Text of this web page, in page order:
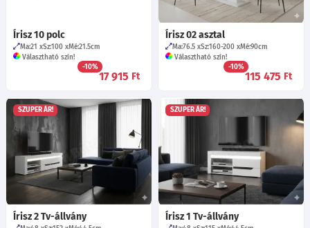
Írisz 10 polc
Ma:21 Sz:100 Mé:21.5cm
Választható szín!
-10%
17 915 Ft
Írisz 02 asztal
Ma:76.5 Sz:160-200 Mé:90cm
Választható szín!
-10%
115 475 Ft
SZUPER ÁR!
Írisz 2 Tv-állvány
SZUPER ÁR!
Írisz 1 Tv-állvány